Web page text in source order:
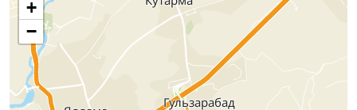
+
−